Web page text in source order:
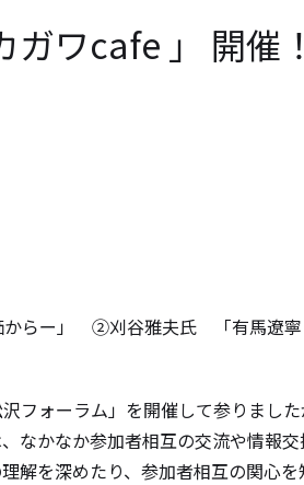
ワcafe 」 開催！
らー」 ②刈谷雅夫氏 「有馬遼寧
フォーラム」を開催して参りまし
なかなか参加者相互の交流や情報
を深めたり、参加者相互の関心